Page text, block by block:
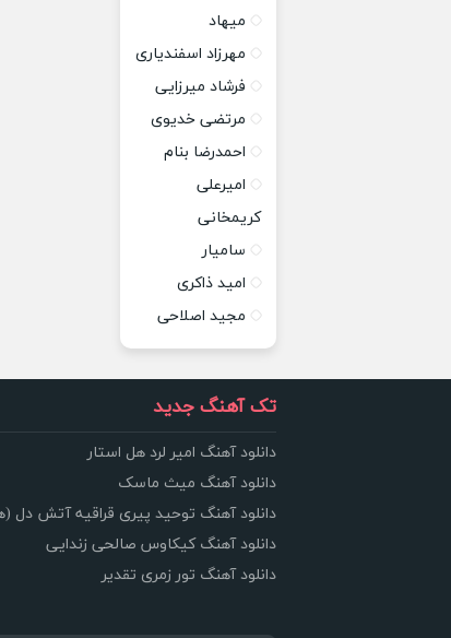
میهاد
مهرزاد اسفندیاری
فرشاد میرزایی
مرتضی خدیوی
احمدرضا بنام
امیرعلی
کریمخانی
سامیار
امید ذاکری
مجید اصلاحی
تک آهنگ جدید
دانلود آهنگ امیر لرد هل استار
دانلود آهنگ میث ماسک
دانلود آهنگ توحید پیری قراقیه آتش
دانلود آهنگ کیکاوس صالحی زندایی
دانلود آهنگ تور زمری تقدیر